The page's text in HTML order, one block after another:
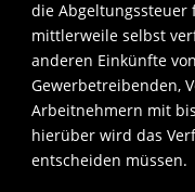
die Abgeltungssteuer
mittlerweile selbst
anderen Einkünfte
Gewerbetreibenden,
Arbeitnehmern mit
hierüber wird das
entscheiden müssen.